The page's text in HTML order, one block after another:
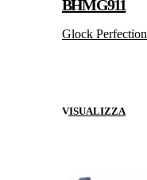
BHMG911
Glock Perfection
VISUALIZZA